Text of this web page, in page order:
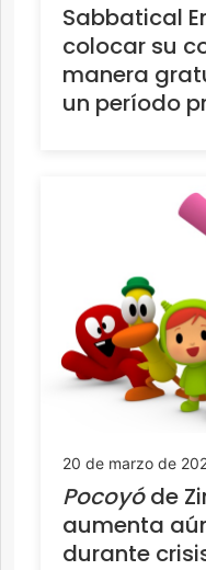
Sabbatical
colocar su
manera
un período
20 de marzo de
Pocoyóde
aumenta
durante